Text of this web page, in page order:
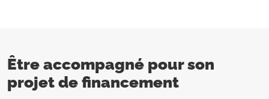
Être accompagné pour son
projet de financement